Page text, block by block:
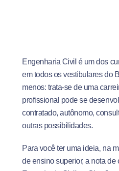
Engenharia Civil é um dos
em todos os vestibulares do
menos: trata-se de uma
profissional pode se
contratado, autônomo,
outras possibilidades.
Para você ter uma ideia, na
de ensino superior, a nota de